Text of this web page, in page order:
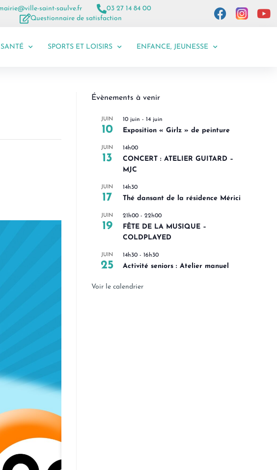
saint-saulve.fr
03 27 14 84 00
Questionnaire de satisfaction
SPORTS ET LOISIRS ENFANCE, JEUNESSE
Évènements à venir
JUIN
10
10 juin - 14 juin
Exposition « Girlz » de peinture
JUIN
13
14h00
CONCERT : ATELIER GUITARD –
MJC
JUIN
17
14h30
Thé dansant de la résidence Mérici
JUIN
19
21h00 - 22h00
FÊTE DE LA MUSIQUE –
COLDPLAYED
JUIN
25
14h30 - 16h30
Activité seniors : Atelier manuel
Voir le calendrier